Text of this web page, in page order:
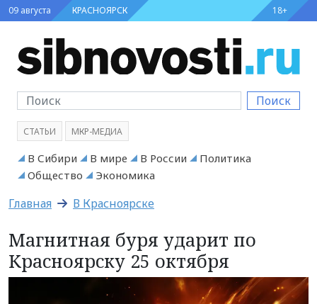
09 августа КРАСНОЯРСК 18+
Поиск
СТАТЬИ МКР-МЕДИА
В Сибири В мире В России
Политика
Общество
Экономика
Главная В Красноярске
Магнитная буря ударит по
Красноярску 25 октября